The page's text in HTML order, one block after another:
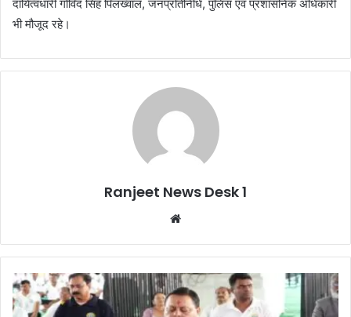
दायित्वधारी गोविंद सिंह पिलख्वाल, जनप्रतिनिधि, पुलिस एवं प्रशासनिक अधिकारी
भी मौजूद रहे।
Ranjeet News Desk 1
te